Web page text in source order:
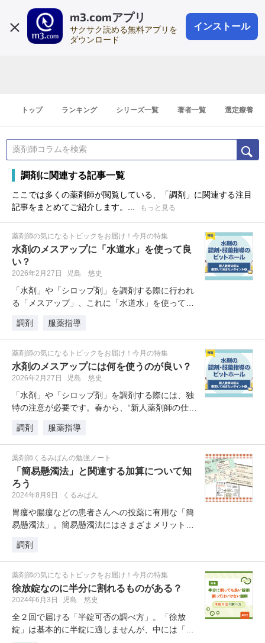
m3.comアプリ
サクサク読める無料アプリを
ダウンロード
インストール
会員登録
登録1分
トップ ランキング シリーズ一覧 著者一覧 選定療養
調剤に関連する記事一覧
ここでは多くの薬剤師が閲覧している、「調剤」に関連する注目
記事をまとめてご紹介します。...
もっと見る
薬剤師の気になるトピックをお届け！今月の特集
水剤のメスアップに「水道水」を使って良
い？
2026年2月27日 児島 悠史
「水剤」や「シロップ剤」を調剤する際に行われ
る「メスアップ」、これに「水道水」を使って良
調剤
服薬指導
薬剤師の気になるトピックをお届け！今月の特集
水剤のメスアップには何を使うのが良い？
2026年2月27日 児島 悠史
「水剤」や「シロップ剤」を調剤する際には、独
特の注意が必要です。春から、“新人薬剤師の仕
調剤
服薬指導
薬剤師くるみぱんの勉強ノート
「簡易懸濁法」と関連する加算について知
ろう
2024年8月9日 くるみぱん
胃瘻や腸瘻などの患者さんへの投薬に有用な「簡
易懸濁法」。簡易懸濁法にはさまざまメリットが
調剤
薬剤師の気になるトピックをお届け！今月の特集
徐放錠なのに半分に割れるものがある？
2024年6月3日 児島 悠史
全２回で届ける「半錠可否の調べ方」。「徐放
錠」は基本的に半錠に適しませんが、中には「割